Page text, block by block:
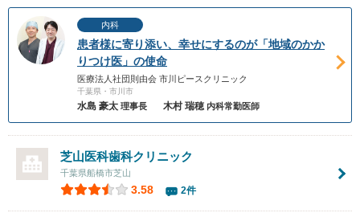
内科
患者様に寄り添い、幸せにするのが「地域のかか
りつけ医」の使命
医療法人社団則由会 市川ピースクリニック
千葉県・市川市
水島 豪太 理事長 木村 瑞穂 内科常勤医師
芝山医科歯科クリニック
千葉県船橋市芝山
3.58 2件